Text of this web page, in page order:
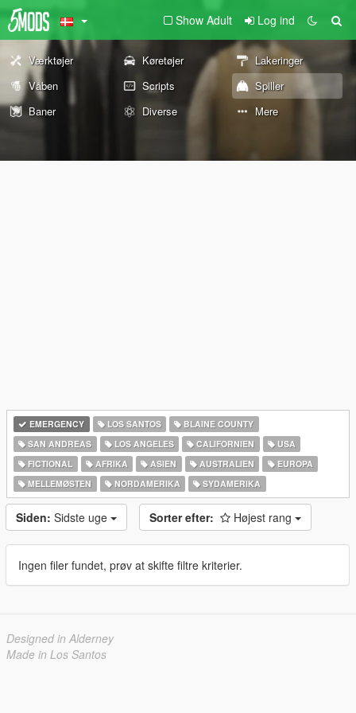
Show Adult Log ind
Værktøjer Køretøjer
Lakeringer
Våben
Scripts
Spiller
Baner
Diverse Mere
EMERGENCY LOS SANTOS
BLAINE COUNTY
SAN ANDREAS
LOS ANGELES CALIFORNIEN
USA
FICTIONAL
AFRIKA ASIEN AUSTRALIEN
EUROPA
MELLEMØSTEN
NORDAMERIKA SYDAMERIKA
Siden: Sidste uge Sorter efter: Højest rang
Ingen filer fundet, prøv at skifte filtre kriterier.
Designed in Alderney
Made in Los Santos